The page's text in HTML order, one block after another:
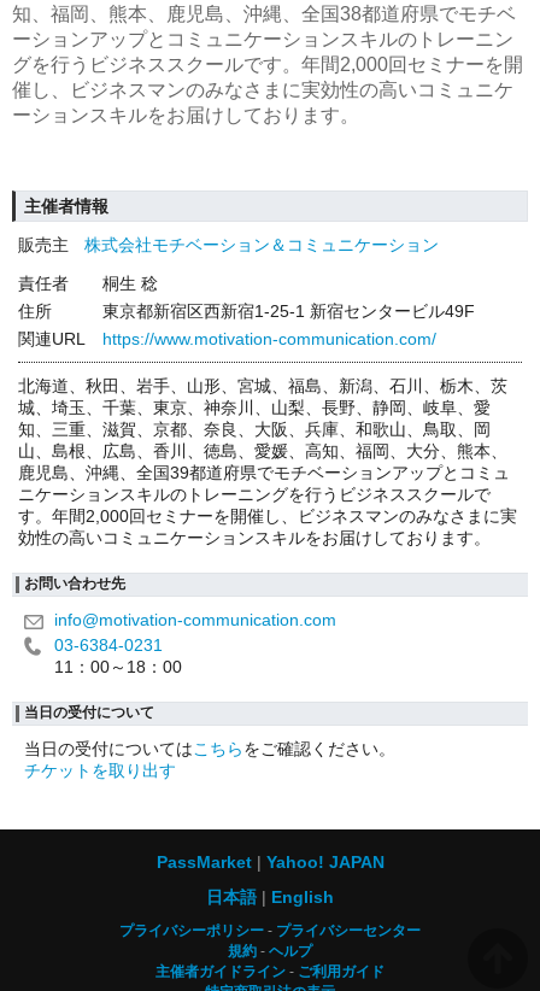
知、福岡、熊本、鹿児島、沖縄、全国38都道府県でモチベ
ーションアップとコミュニケーションスキルのトレーニン
グを行うビジネススクールです。年間2,000回セミナーを開
催し、ビジネスマンのみなさまに実効性の高いコミュニケ
ーションスキルをお届けしております。
主催者情報
販売主
株式会社モチベーション＆コミュニケーション
責任者
桐生 稔
住所
東京都新宿区西新宿1-25-1 新宿センタービル49F
関連URL
https://www.motivation-communication.com/
北海道、秋田、岩手、山形、宮城、福島、新潟、石川、栃木、茨
城、埼玉、千葉、東京、神奈川、山梨、長野、静岡、岐阜、愛
知、三重、滋賀、京都、奈良、大阪、兵庫、和歌山、鳥取、岡
山、島根、広島、香川、徳島、愛媛、高知、福岡、大分、熊本、
鹿児島、沖縄、全国39都道府県でモチベーションアップとコミュ
ニケーションスキルのトレーニングを行うビジネススクールで
す。年間2,000回セミナーを開催し、ビジネスマンのみなさまに実
効性の高いコミュニケーションスキルをお届けしております。
お問い合わせ先
info@motivation-communication.com
03-6384-0231
11：00～18：00
当日の受付について
当日の受付についてはこちらをご確認ください。
チケットを取り出す
PassMarket
Yahoo! JAPAN
日本語
English
プライバシーポリシー
プライバシーセンター
規約
ヘルプ
主催者ガイドライン
ご利用ガイド